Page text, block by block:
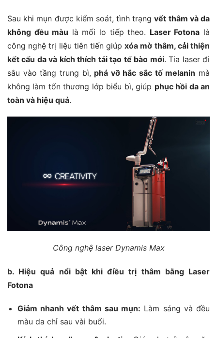
Sau khi mụn được kiểm soát, tình trạngvết thâm và da
không đều màu là mối lo tiếp theo. Laser Fotona là
công nghệ trị liệu tiên tiến giúpxóa mờ thâm, cải thiện
kết cấu da và kích thích tái tạo tế bào mới. Tia laser đi
sâu vào tầng trung bì, phá vỡ hắc sắc tố melanin mà
không làm tổn thương lớp biểu bì, giúp phục hồi da an
toàn và hiệu quả.
Công nghệ laser Dynamis Max
b. Hiệu quả nổi bật khi điều trị thâm bằng Laser
Fotona
Giảm nhanh vết thâm sau mụn: Làm sáng và đều
màu da chỉ sau vài buổi.